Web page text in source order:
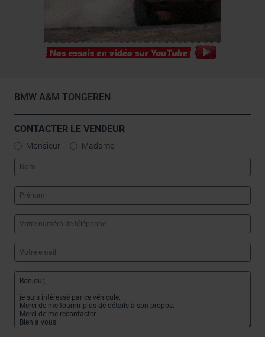
leur avez fournies ou qu’ils ont collectées lors de votre
utilisation de leurs services.
BMW A&M TONGEREN
CONTACTER LE VENDEUR
Monsieur Madame